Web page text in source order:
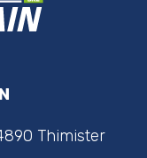
Thimister